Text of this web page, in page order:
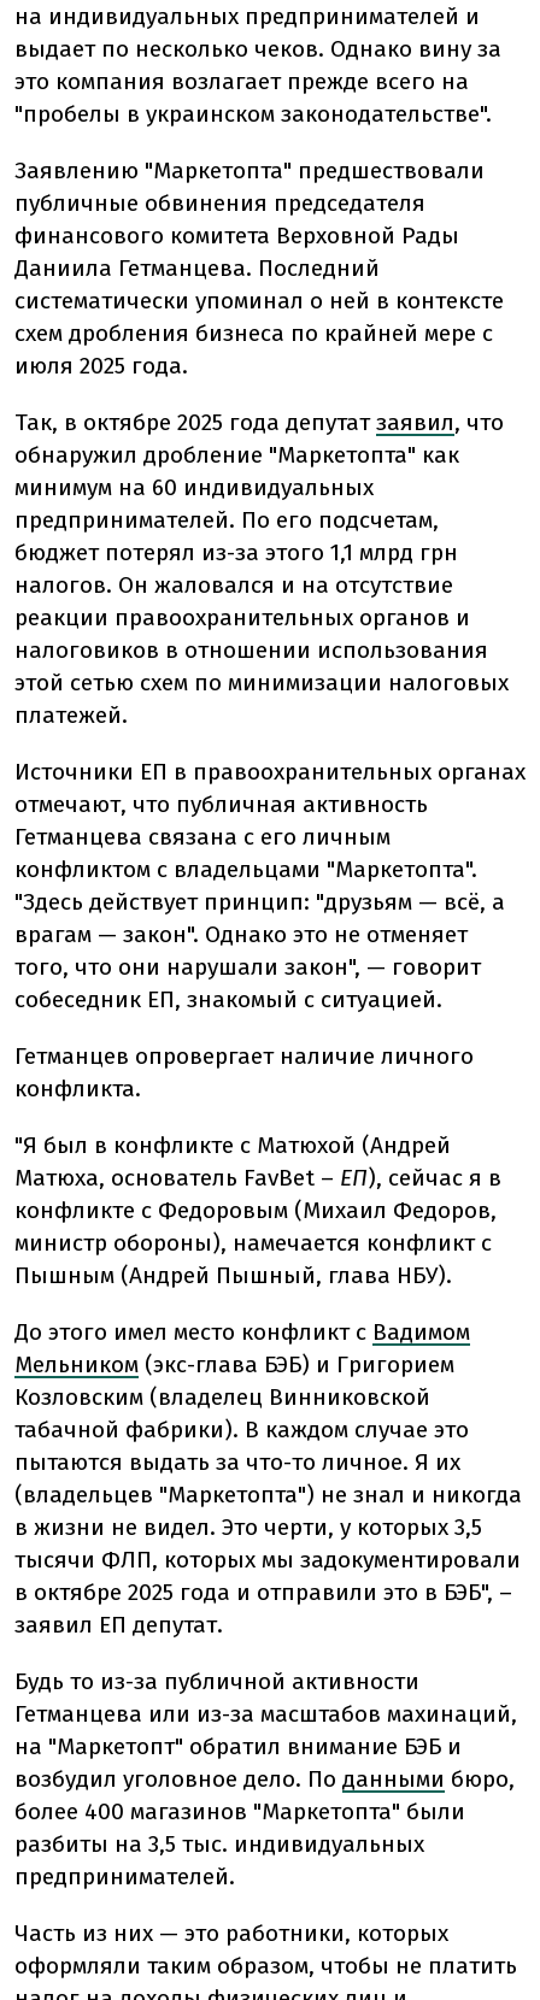
на индивидуальных предпринимателей и
выдает по несколько чеков. Однако вину за
это компания возлагает прежде всего на
"пробелы в украинском законодательстве".
Заявлению "Маркетопта" предшествовали
публичные обвинения председателя
финансового комитета Верховной Рады
Даниила Гетманцева. Последний
систематически упоминал о ней в контексте
схем дробления бизнеса по крайней мере с
июля 2025 года.
Так, в октябре 2025 года депутат заявил, что
обнаружил дробление "Маркетопта" как
минимум на 60 индивидуальных
предпринимателей. По его подсчетам,
бюджет потерял из-за этого 1,1 млрд грн
налогов. Он жаловался и на отсутствие
реакции правоохранительных органов и
налоговиков в отношении использования
этой сетью схем по минимизации налоговых
платежей.
Источники ЕП в правоохранительных органах
отмечают, что публичная активность
Гетманцева связана с его личным
конфликтом с владельцами "Маркетопта".
"Здесь действует принцип: "друзьям — всё, а
врагам — закон". Однако это не отменяет
того, что они нарушали закон", — говорит
собеседник ЕП, знакомый с ситуацией.
Гетманцев опровергает наличие личного
конфликта.
"Я был в конфликте с Матюхой (Андрей
Матюха, основатель FavBet – ЕП), сейчас я в
конфликте с Федоровым (Михаил Федоров,
министр обороны), намечается конфликт с
Пышным (Андрей Пышный, глава НБУ).
До этого имел место конфликт с Вадимом
Мельником (экс-глава БЭБ) и Григорием
Козловским (владелец Винниковской
табачной фабрики). В каждом случае это
пытаются выдать за что-то личное. Я их
(владельцев "Маркетопта") не знал и никогда
в жизни не видел. Это черти, у которых 3,5
тысячи ФЛП, которых мы задокументировали
в октябре 2025 года и отправили это в БЭБ", –
заявил ЕП депутат.
Будь то из-за публичной активности
Гетманцева или из-за масштабов махинаций,
на "Маркетопт" обратил внимание БЭБ и
возбудил уголовное дело. По данными бюро,
более 400 магазинов "Маркетопта" были
разбиты на 3,5 тыс. индивидуальных
предпринимателей.
Часть из них — это работники, которых
оформляли таким образом, чтобы не платить